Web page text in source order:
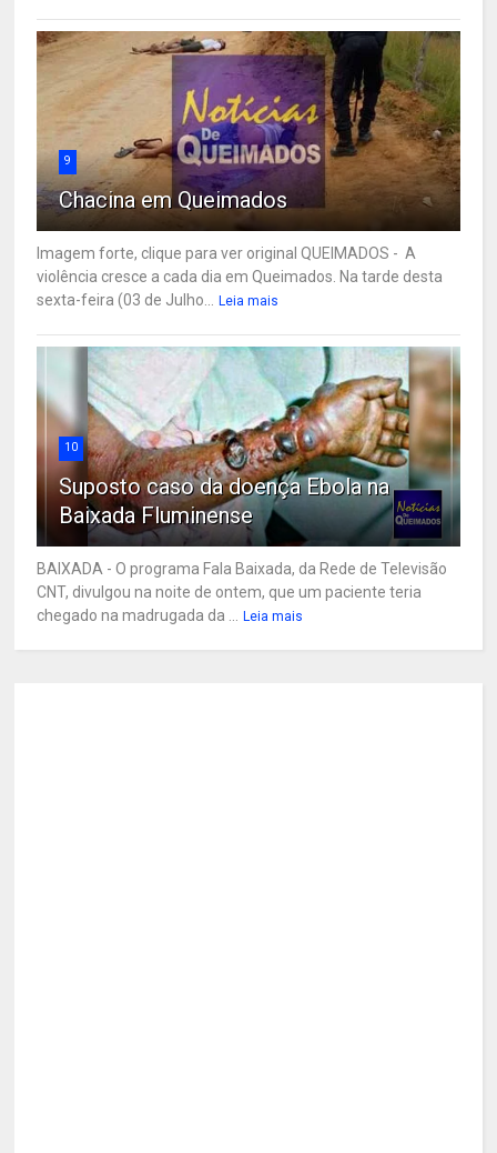
9
Chacina em Queimados
Imagem forte, clique para ver original QUEIMADOS - A
violência cresce a cada dia em Queimados. Na tarde desta
sexta-feira (03 de Julho...
Leia mais
10
Suposto caso da doença Ebola na
Baixada Fluminense
BAIXADA - O programa Fala Baixada, da Rede de Televisão
CNT, divulgou na noite de ontem, que um paciente teria
chegado na madrugada da ...
Leia mais